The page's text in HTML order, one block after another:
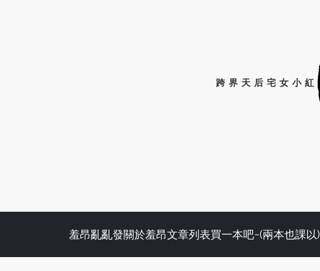
跨界天后宅女小紅
羞昂亂亂發關於羞昂文章列表買一本吧~(兩本也課以)